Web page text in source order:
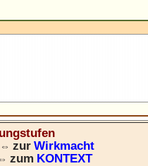
⇔zur Wirkmacht
⇔zum KONTEXT